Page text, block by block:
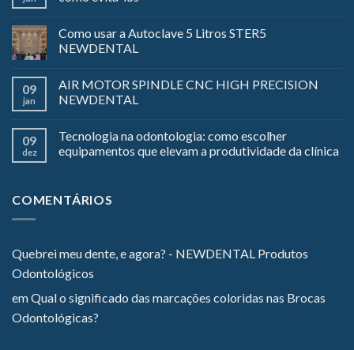
Como usar a Autoclave 5 Litros STER5
NEWDENTAL
09
jan
AIR MOTOR SPINDLE CNC HIGH PRECISION
NEWDENTAL
09
dez
Tecnologia na odontologia: como escolher
equipamentos que elevam a produtividade da clínica
COMENTÁRIOS
Quebrei meu dente, e agora? - NEWDENTAL Produtos
Odontológicos
emQual o significado das marcações coloridas nas Brocas
Odontológicas?